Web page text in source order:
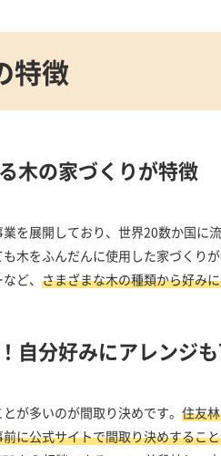
特徴
木の家づくりが特徴
を展開しており、世界20数か国に
木をふんだんに使用した家づくり
ど、 さまざまな木の種類から好み
自分好みにアレンジ
が多いのが間取り決めです。 住友
に公式サイトで間取り決めするこ